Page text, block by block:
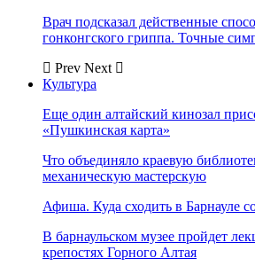
Врач подсказал действенные
гонконгского гриппа. Точные
Prev Next
Культура
Еще один алтайский кинозал
«Пушкинская карта»
Что объединяло краевую
механическую мастерскую
Афиша. Куда сходить в Барнауле
В барнаульском музее пройдет
крепостях Горного Алтая